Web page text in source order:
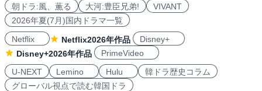
朝ドラ:風、薫る 大河:豊臣兄弟!
VIVANT
2026年夏(7月)国内ドラマ一覧
Netflix
Netflix2026年作品
Disney+
Disney+2026年作品
PrimeVideo
U-NEXT
Lemino Hulu
韓ドラ歴史コラム
グローバル視点で読む韓国ドラ